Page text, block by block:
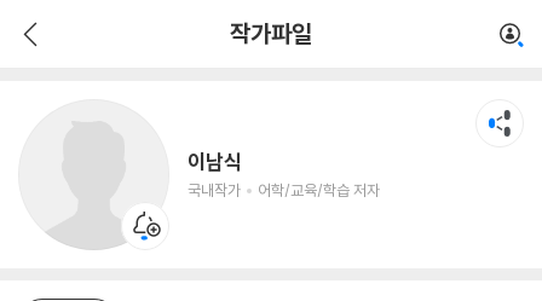
작가파일
이남식
국내작가 어학/교육/학습 저자
어학/교육/학습 저자